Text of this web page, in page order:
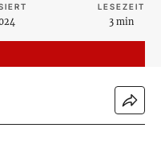
LESEZEIT
3 min